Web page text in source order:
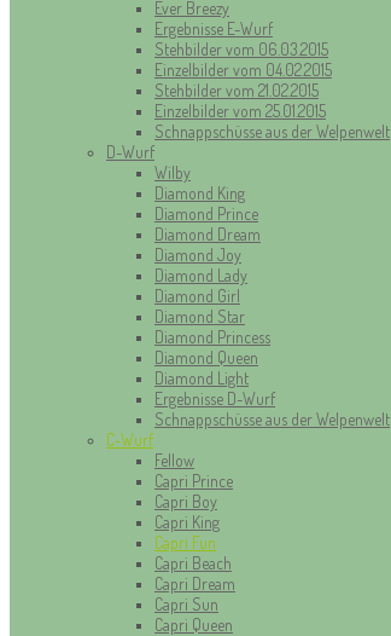
Ever Breezy
Ergebnisse E-Wurf
Stehbilder vom 06.03.2015
Einzelbilder vom 04.02.2015
Stehbilder vom 21.02.2015
Einzelbilder vom 25.01.2015
Schnappschüsse aus der Welpenwelt
D-Wurf
Wilby
Diamond King
Diamond Prince
Diamond Dream
Diamond Joy
Diamond Lady
Diamond Girl
Diamond Star
Diamond Princess
Diamond Queen
Diamond Light
Ergebnisse D-Wurf
Schnappschüsse aus der Welpenwelt
C-Wurf
Fellow
Capri Prince
Capri Boy
Capri King
Capri Fun
Capri Beach
Capri Dream
Capri Sun
Capri Queen